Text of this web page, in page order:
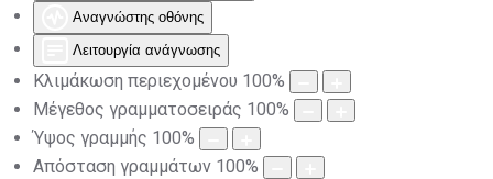
Αναγνώστης οθόνης
Λειτουργία ανάγνωσης
Κλιμάκωση περιεχομένου 100%
Μέγεθος γραμματοσειράς 100%
Ύψος γραμμής 100%
Απόσταση γραμμάτων 100%